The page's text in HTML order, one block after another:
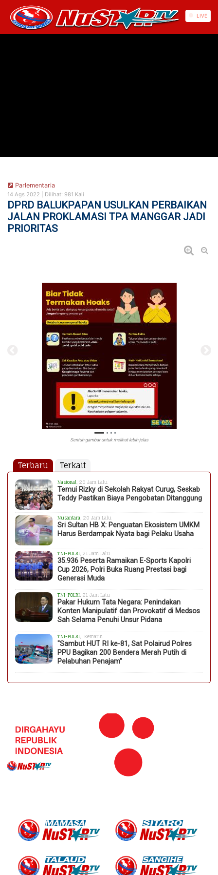
https://nusautaratv.com/
LIVE
Parlementaria
14 Ags 2022 | Dilihat: 981 Kali
DPRD BALUKPAPAN USULKAN PERBAIKAN
JALAN PROKLAMASI TPA MANGGAR JADI
PRIORITAS
Sentuh gambar untuk melihat lebih jelas
Terbaru Terkait
Nasional , 20 Jam Lalu
Temui Rizky di Sekolah Rakyat Curug, Seskab
Teddy Pastikan Biaya Pengobatan Ditanggung
Nusantara , 20 Jam Lalu
Sri Sultan HB X: Penguatan Ekosistem UMKM
Harus Berdampak Nyata bagi Pelaku Usaha
TNI-POLRI , 21 Jam Lalu
35.936 Peserta Ramaikan E-Sports Kapolri
Cup 2026, Polri Buka Ruang Prestasi bagi
Generasi Muda
TNI-POLRI , 21 Jam Lalu
Pakar Hukum Tata Negara: Penindakan
Konten Manipulatif dan Provokatif di Medsos
Sah Selama Penuhi Unsur Pidana
TNI-POLRI , Kemarin
"Sambut HUT RI ke-81, Sat Polairud Polres
PPU Bagikan 200 Bendera Merah Putih di
Pelabuhan Penajam"